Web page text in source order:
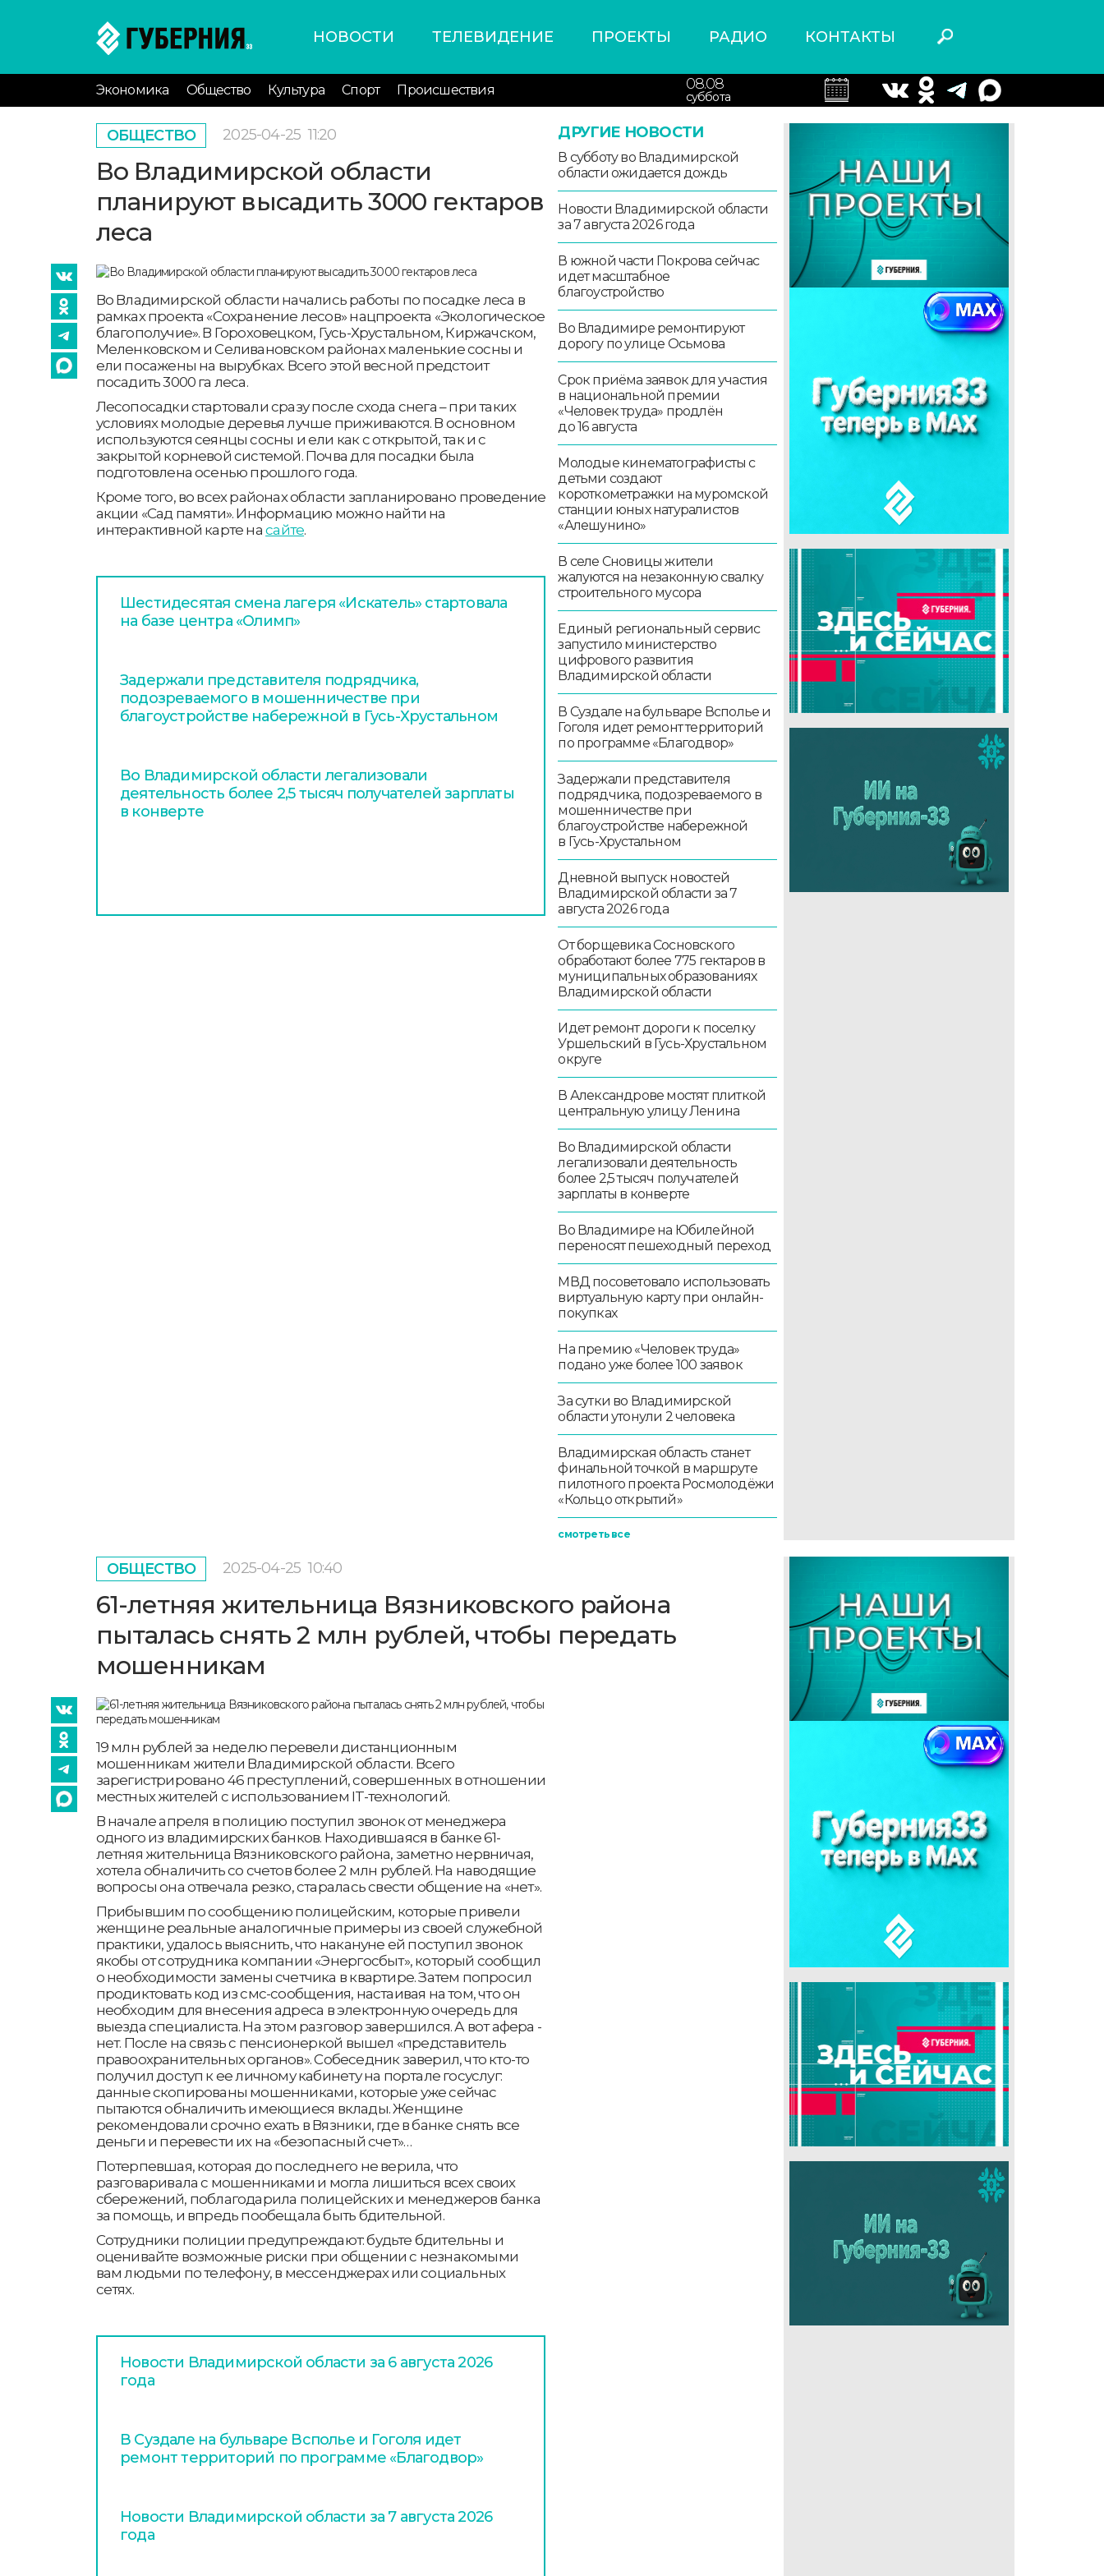
НОВОСТИ ТЕЛЕВИДЕНИЕ ПРОЕКТЫ РАДИО КОНТАКТЫ
Экономика Общество Культура Спорт Происшествия 08.08
суббота
ОБЩЕСТВО 2025-04-25 11:20
Во Владимирской области
планируют высадить 3000 гектаров
леса
Во Владимирской области начались работы по посадке леса в
рамках проекта «Сохранение лесов» нацпроекта «Экологическое
благополучие». В Гороховецком, Гусь-Хрустальном, Киржачском,
Меленковском и Селивановском районах маленькие сосны и
ели посажены на вырубках. Всего этой весной предстоит
посадить 3000 га леса.
Лесопосадки стартовали сразу после схода снега – при таких
условиях молодые деревья лучше приживаются. В основном
используются сеянцы сосны и ели как с открытой, так и с
закрытой корневой системой. Почва для посадки была
подготовлена осенью прошлого года.
Кроме того, во всех районах области запланировано проведение
акции «Сад памяти». Информацию можно найти на
интерактивной карте насайте.
Шестидесятая смена лагеря «Искатель» стартовала
на базе центра «Олимп»
Задержали представителя подрядчика,
подозреваемого в мошенничестве при
благоустройстве набережной в Гусь-Хрустальном
Во Владимирской области легализовали
деятельность более 2,5 тысяч получателей зарплаты
в конверте
ДРУГИЕ НОВОСТИ
В субботу во Владимирской
области ожидается дождь
Новости Владимирской области
за 7 августа 2026 года
В южной части Покрова сейчас
идет масштабное
благоустройство
Во Владимире ремонтируют
дорогу по улице Осьмова
Срок приёма заявок для участия
в национальной премии
«Человек труда» продлён
до 16 августа
Молодые кинематографисты с
детьми создают
короткометражки на муромской
станции юных натуралистов
«Алешунино»
В селе Сновицы жители
жалуются на незаконную свалку
строительного мусора
Единый региональный сервис
запустило министерство
цифрового развития
Владимирской области
В Суздале на бульваре Всполье и
Гоголя идет ремонт территорий
по программе «Благодвор»
Задержали представителя
подрядчика, подозреваемого в
мошенничестве при
благоустройстве набережной
в Гусь-Хрустальном
Дневной выпуск новостей
Владимирской области за 7
августа 2026 года
От борщевика Сосновского
обработают более 775 гектаров в
муниципальных образованиях
Владимирской области
Идет ремонт дороги к поселку
Уршельский в Гусь-Хрустальном
округе
В Александрове мостят плиткой
центральную улицу Ленина
Во Владимирской области
легализовали деятельность
более 2,5 тысяч получателей
зарплаты в конверте
Во Владимире на Юбилейной
переносят пешеходный переход
МВД посоветовало использовать
виртуальную карту при онлайн-
покупках
На премию «Человек труда»
подано уже более 100 заявок
За сутки во Владимирской
области утонули 2 человека
Владимирская область станет
финальной точкой в маршруте
пилотного проекта Росмолодёжи
«Кольцо открытий»
смотреть все
ОБЩЕСТВО 2025-04-25 10:40
61-летняя жительница Вязниковского района
пыталась снять 2 млн рублей, чтобы передать
мошенникам
19 млн рублей за неделю перевели дистанционным
мошенникам жители Владимирской области. Всего
зарегистрировано 46 преступлений, совершенных в отношении
местных жителей с использованием IT-технологий.
В начале апреля в полицию поступил звонок от менеджера
одного из владимирских банков. Находившаяся в банке 61-
летняя жительница Вязниковского района, заметно нервничая,
хотела обналичить со счетов более 2 млн рублей. На наводящие
вопросы она отвечала резко, старалась свести общение на «нет».
Прибывшим по сообщению полицейским, которые привели
женщине реальные аналогичные примеры из своей служебной
практики, удалось выяснить, что накануне ей поступил звонок
якобы от сотрудника компании «Энергосбыт», который сообщил
о необходимости замены счетчика в квартире. Затем попросил
продиктовать код из смс-сообщения, настаивая на том, что он
необходим для внесения адреса в электронную очередь для
выезда специалиста. На этом разговор завершился. А вот афера -
нет. После на связь с пенсионеркой вышел «представитель
правоохранительных органов». Собеседник заверил, что кто-то
получил доступ к ее личному кабинету на портале госуслуг:
данные скопированы мошенниками, которые уже сейчас
пытаются обналичить имеющиеся вклады. Женщине
рекомендовали срочно ехать в Вязники, где в банке снять все
деньги и перевести их на «безопасный счет»…
Потерпевшая, которая до последнего не верила, что
разговаривала с мошенниками и могла лишиться всех своих
сбережений, поблагодарила полицейских и менеджеров банка
за помощь, и впредь пообещала быть бдительной.
Сотрудники полиции предупреждают: будьте бдительны и
оценивайте возможные риски при общении с незнакомыми
вам людьми по телефону, в мессенджерах или социальных
сетях.
Новости Владимирской области за 6 августа 2026
года
В Суздале на бульваре Всполье и Гоголя идет
ремонт территорий по программе «Благодвор»
Новости Владимирской области за 7 августа 2026
года